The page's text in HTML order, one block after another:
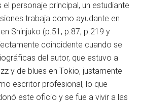
el personaje principal, un estudiante
trabaja como ayudante en
Shinjuko (p.51, p.87, p.219 y
coincidente cuando se
del autor, que estuvo a
y de blues en Tokio, justamente
escritor profesional, lo que
este oficio y se fue a vivir a las